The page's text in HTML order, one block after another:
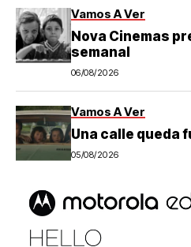
Vamos A Ver
Nova Cinemas
semanal
06/08/2026
Vamos A Ver
Una calle queda
05/08/2026